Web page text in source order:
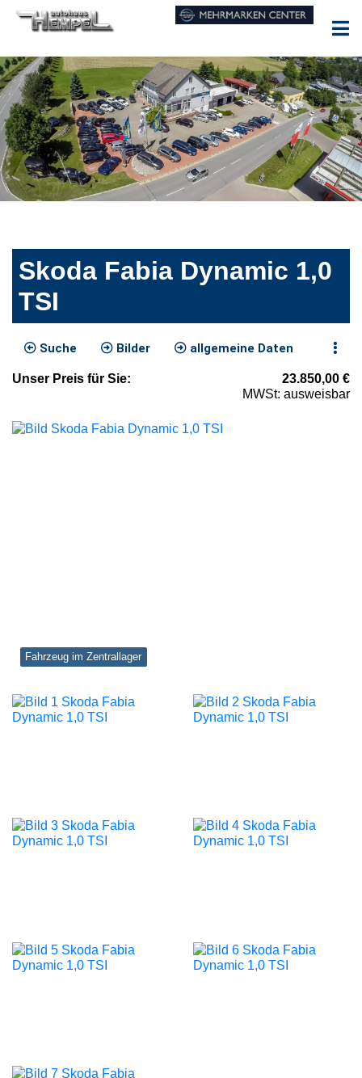
Skoda Fabia Dynamic 1,0
TSI
Suche Bilder allgemeine Daten
Unser Preis für Sie: 23.850,00 €
MWSt: ausweisbar
Fahrzeug im Zentrallager